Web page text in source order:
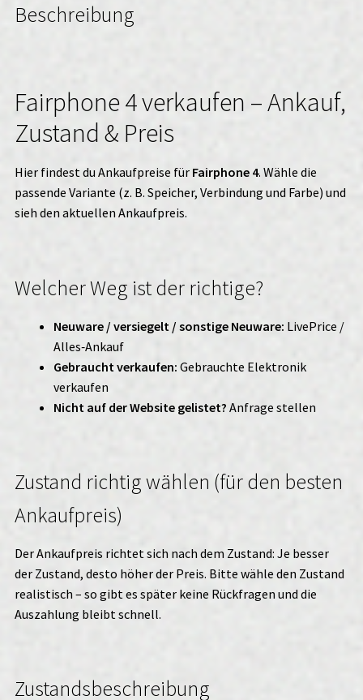
Beschreibung
Fairphone 4 verkaufen – Ankauf,
Zustand & Preis
Hier findest du Ankaufpreise für Fairphone 4. Wähle die
passende Variante (z. B. Speicher, Verbindung und Farbe) und
sieh den aktuellen Ankaufpreis.
Welcher Weg ist der richtige?
Neuware / versiegelt / sonstige Neuware: LivePrice /
Alles‑Ankauf
Gebraucht verkaufen: Gebrauchte Elektronik
verkaufen
Nicht auf der Website gelistet? Anfrage stellen
Zustand richtig wählen (für den besten
Ankaufpreis)
Der Ankaufpreis richtet sich nach dem Zustand: Je besser
der Zustand, desto höher der Preis. Bitte wähle den Zustand
realistisch – so gibt es später keine Rückfragen und die
Auszahlung bleibt schnell.
Zustandsbeschreibung